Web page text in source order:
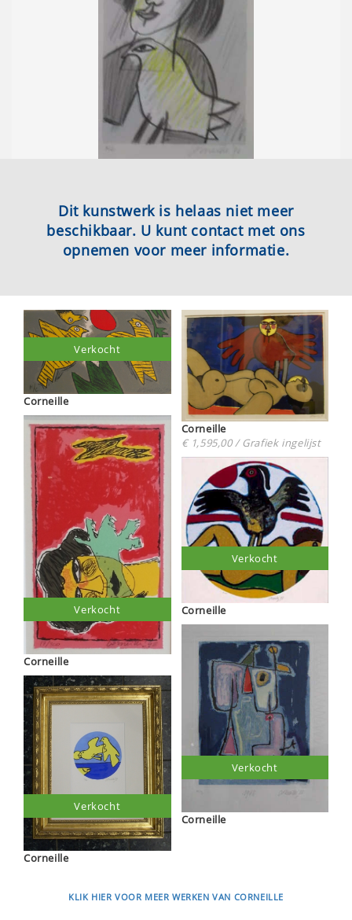
Dit kunstwerk is helaas niet meer
beschikbaar. U kunt contact met ons
opnemen voor meer informatie.
Corneille
Verkocht
Corneille
Verkocht
Corneille
Verkocht
Corneille
€ 1,595,00 / Grafiek ingelijst
Corneille
Verkocht
Corneille
Verkocht
KLIK HIER VOOR MEER WERKEN VAN CORNEILLE